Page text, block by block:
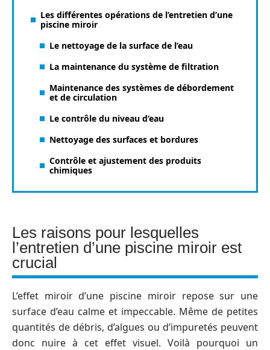
Les différentes opérations de l’entretien d’une
piscine miroir
Le nettoyage de la surface de l’eau
La maintenance du système de filtration
Maintenance des systèmes de débordement
et de circulation
Le contrôle du niveau d’eau
Nettoyage des surfaces et bordures
Contrôle et ajustement des produits
chimiques
Les raisons pour lesquelles
l’entretien d’une piscine miroir est
crucial
L’effet miroir d’une piscine miroir repose sur une
surface d’eau calme et impeccable. Même de petites
quantités de débris, d’algues ou d’impuretés peuvent
donc nuire à cet effet visuel. Voilà pourquoi un